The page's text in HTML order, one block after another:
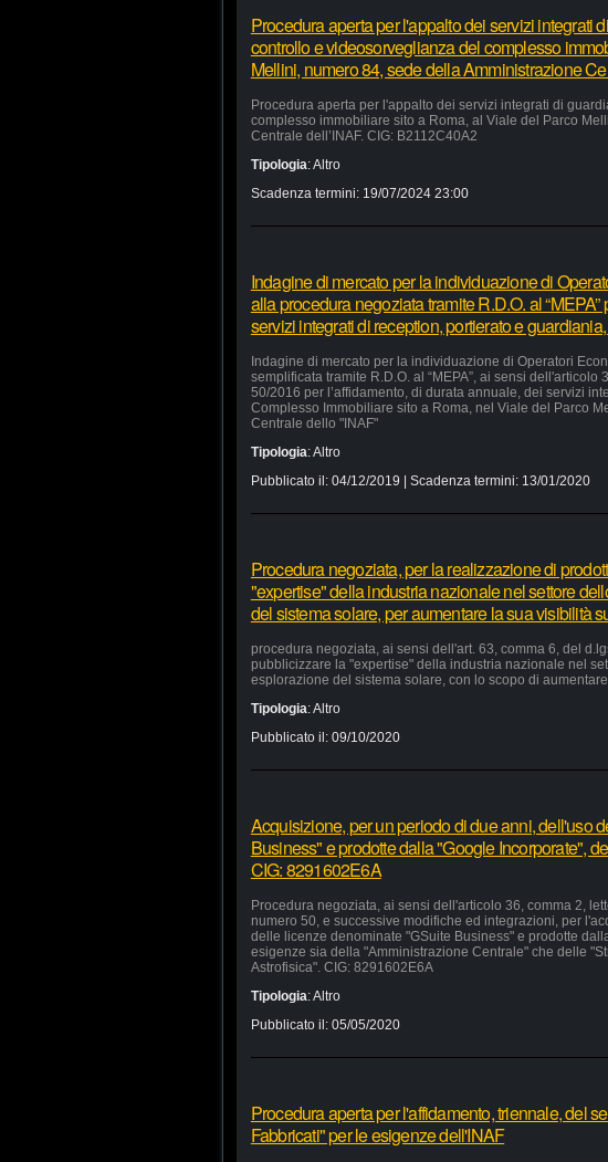
Procedura aperta per l'appalto dei servizi integrati
controllo e videosorveglianza del complesso
Mellini, numero 84, sede della Amministrazione
Procedura aperta per l'appalto dei servizi integrati di
complesso immobiliare sito a Roma, al Viale del Parco
Centrale dell’INAF. CIG: B2112C40A2
Tipologia:Altro
Scadenza termini: 19/07/2024 23:00
Indagine di mercato per la individuazione di
alla procedura negoziata tramite R.D.O. al
servizi integrati di reception, portierato e
Indagine di mercato per la individuazione di Operatori
semplificata tramite R.D.O. al “MEPA”, ai sensi
50/2016 per l’affidamento, di durata annuale, dei servizi
Complesso Immobiliare sito a Roma, nel Viale del Parco
Centrale dello "INAF"
Tipologia:Altro
Pubblicato il: 04/12/2019 | Scadenza termini: 13/01/2020
Procedura negoziata, per la realizzazione di
"expertise" della industria nazionale nel settore
del sistema solare, per aumentare la sua visibilità
procedura negoziata, ai sensi dell'art. 63, comma 6, del
pubblicizzare la "expertise" della industria nazionale nel
esplorazione del sistema solare, con lo scopo di
Tipologia:Altro
Pubblicato il: 09/10/2020
Acquisizione, per un periodo di due anni, dell'uso
Business" e prodotte dalla "Google Incorporate",
CIG: 8291602E6A
Procedura negoziata, ai sensi dell'articolo 36, comma 2,
numero 50, e successive modifiche ed integrazioni, per
delle licenze denominate "GSuite Business" e prodotte
esigenze sia della "Amministrazione Centrale" che delle
Astrofisica". CIG: 8291602E6A
Tipologia:Altro
Pubblicato il: 05/05/2020
Procedura aperta per l'affidamento, triennale, del
Fabbricati" per le esigenze dell'INAF